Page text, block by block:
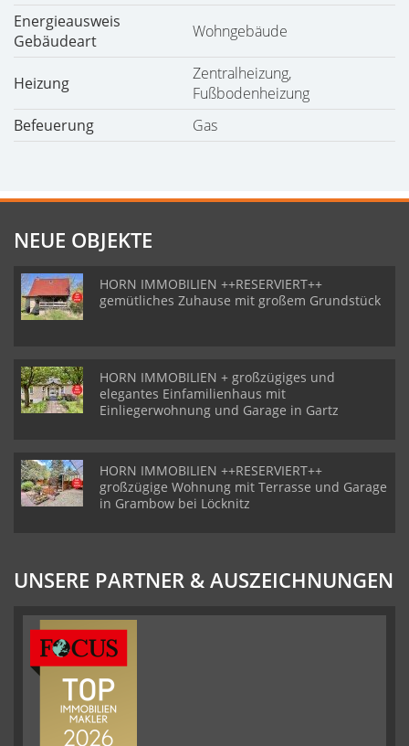
Energieausweis
Gebäudeart
Wohngebäude
Heizung
Zentralheizung,
Fußbodenheizung
Befeuerung
Gas
NEUE OBJEKTE
HORN IMMOBILIEN ++RESERVIERT++
gemütliches Zuhause mit großem Grundstück
HORN IMMOBILIEN + großzügiges und
elegantes Einfamilienhaus mit
Einliegerwohnung und Garage in Gartz
HORN IMMOBILIEN ++RESERVIERT++
großzügige Wohnung mit Terrasse und Garage
in Grambow bei Löcknitz
UNSERE PARTNER & AUSZEICHNUNGEN